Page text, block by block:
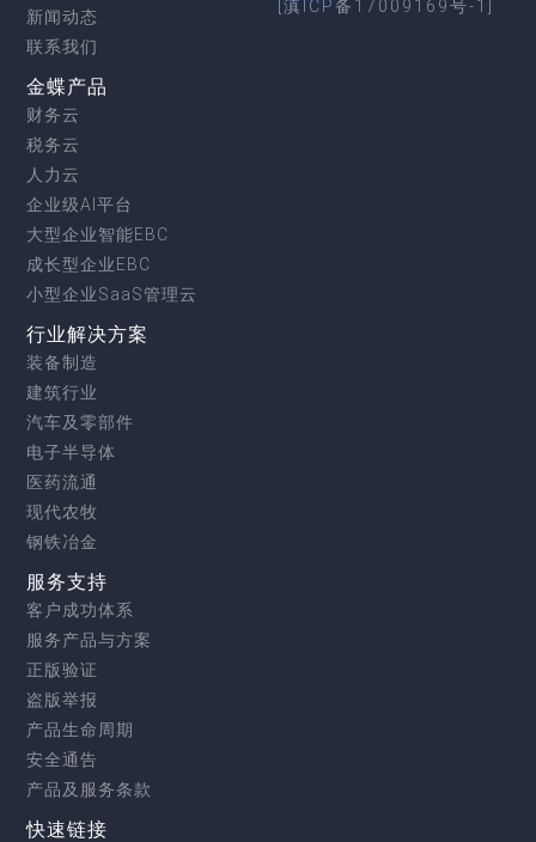
新闻动态
联系我们
金蝶产品
财务云
税务云
人力云
企业级AI平台
大型企业智能EBC
成长型企业EBC
小型企业SaaS管理云
行业解决方案
装备制造
建筑行业
汽车及零部件
电子半导体
医药流通
现代农牧
钢铁冶金
服务支持
客户成功体系
服务产品与方案
正版验证
盗版举报
产品生命周期
安全通告
产品及服务条款
快速链接
[滇ICP备17009169号-1]